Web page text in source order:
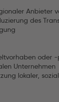
Anbieter
des
oder
Unternehmen
lokaler,